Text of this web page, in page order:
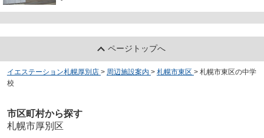
ページトップへ
イエステーション札幌厚別店 > 周辺施設案内 > 札幌市東区 > 札幌市東区の中学
校
市区町村から探す
札幌市厚別区